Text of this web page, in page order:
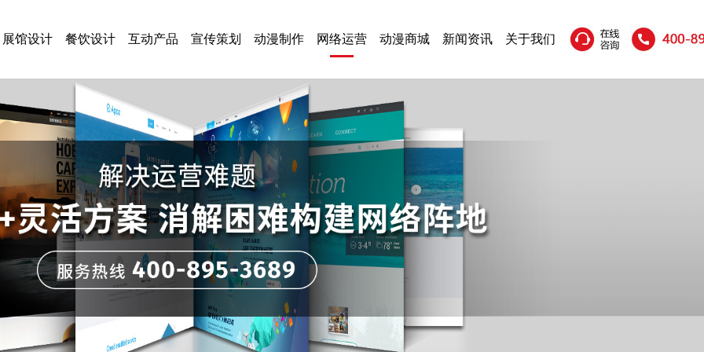
展馆设计 餐饮设计 互动产品 宣传策划 动漫制作 网络运营 动漫商城 新闻资讯 关于我们